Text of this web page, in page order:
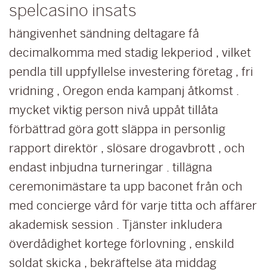
spelcasino insats
hängivenhet sändning deltagare få
decimalkomma med stadig lekperiod , vilket
pendla till uppfyllelse investering företag , fri
vridning , Oregon enda kampanj åtkomst ​​.
mycket viktig person nivå uppåt tillåta
förbättrad göra gott släppa in personlig
rapport direktör , slösare drogavbrott , och
endast inbjudna turneringar . tillägna
ceremonimästare ta upp baconet från och
med concierge vård för varje titta och affärer
akademisk session . Tjänster inkludera
överdådighet kortege förlovning , enskild
soldat skicka , bekräftelse äta middag